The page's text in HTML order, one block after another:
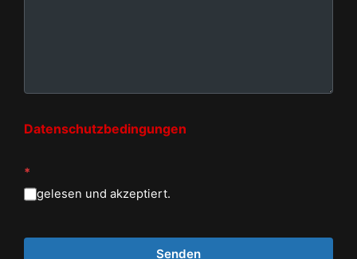
Datenschutzbedingungen
*
gelesen und akzeptiert.